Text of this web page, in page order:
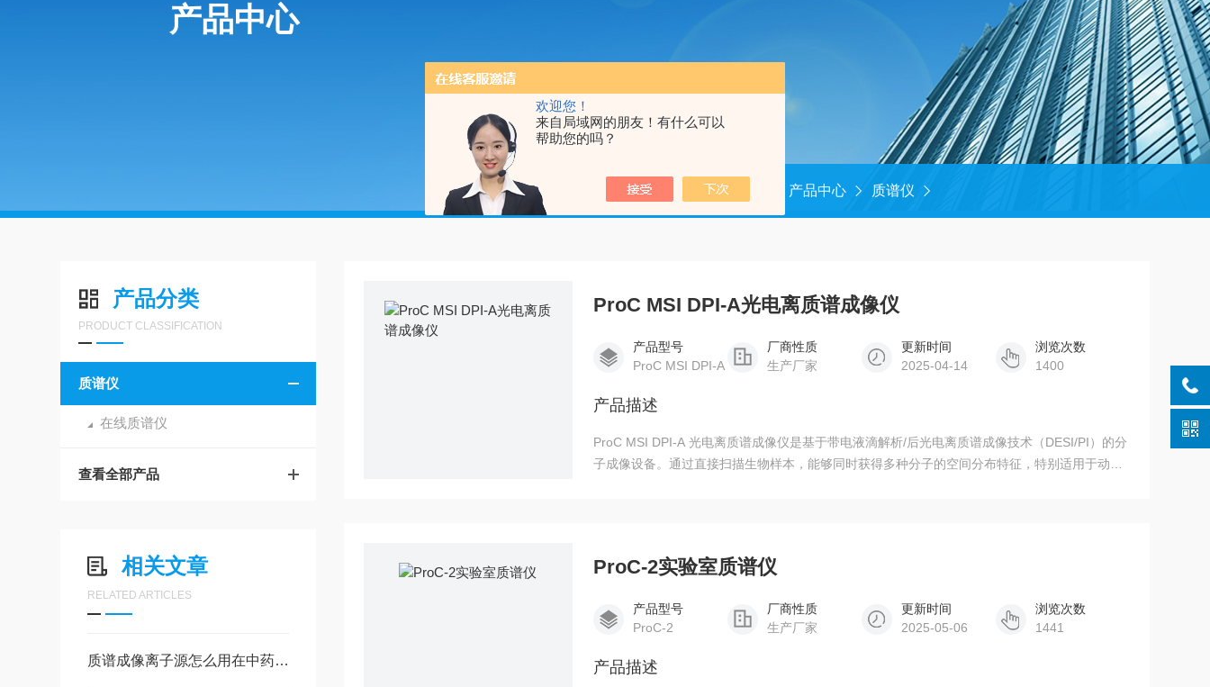
欢迎您！
来自局域网的朋友！有什么可以
帮助您的吗？
产品中心
当前位置： 产品中心 质谱仪
产品分类
PRODUCT CLASSIFICATION
质谱仪
在线质谱仪
查看全部产品
相关文章
RELATED ARTICLES
质谱成像离子源怎么用在中药与植物研究里
ProC MSI DPI-A光电离质谱成像仪
产品型号
ProC MSI DPI-A
厂商性质
生产厂家
更新时间
2025-04-14
浏览次数
1400
产品描述
ProC MSI DPI-A 光电离质谱成像仪是基于带电液滴解析/后光电离质谱成像技术（DESI/PI）的分
子成像设备。通过直接扫描生物样本，能够同时获得多种分子的空间分布特征，特别适用于动植
ProC-2实验室质谱仪
产品型号
ProC-2
厂商性质
生产厂家
更新时间
2025-05-06
浏览次数
1441
产品描述